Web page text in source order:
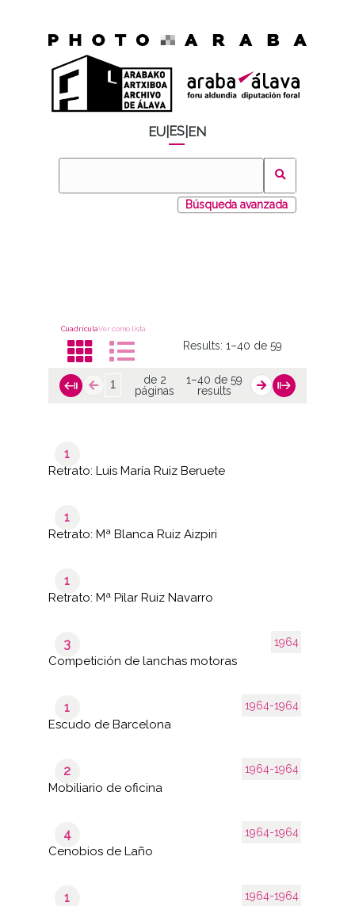
EU ES EN
Búsqueda avanzada
CuadrículaVer como lista
Results:1–40 de 59
de 2
páginas
1–40 de 59
results
1
Retrato: Luis María Ruiz Beruete
1
Retrato: Mª Blanca Ruiz Aizpiri
1
Retrato: Mª Pilar Ruiz Navarro
1964
3
Competición de lanchas motoras
1964-1964
1
Escudo de Barcelona
1964-1964
2
Mobiliario de oficina
1964-1964
4
Cenobios de Laño
1964-1964
1